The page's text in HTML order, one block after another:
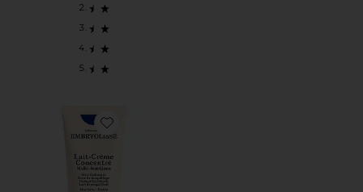
Favorite УВЛАЖНЯЮЩИЙ КРЕМ LAIT CREME